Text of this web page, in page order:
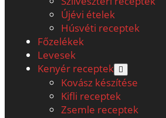
Újévi ételek
Húsvéti receptek
Főzelékek
Levesek
Kenyér receptek
open
menu
Kovász készítése
Kifli receptek
Zsemle receptek